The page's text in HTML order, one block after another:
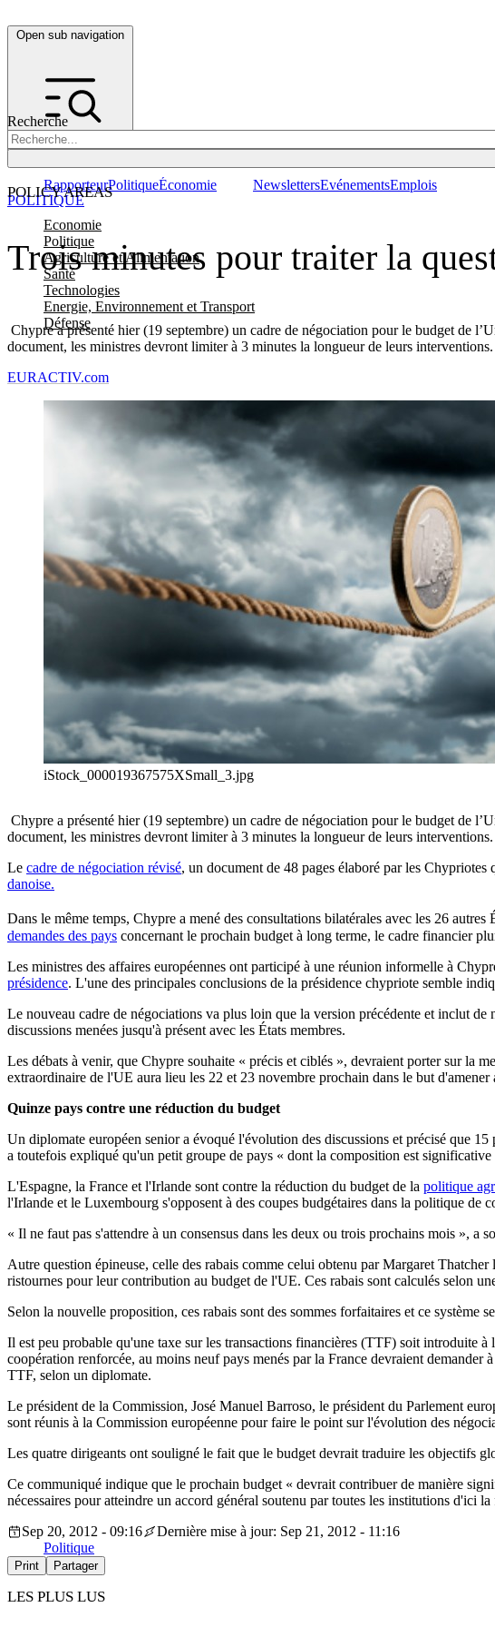
Open sub navigation
Recherche
POLICY AREAS
Economie
Politique
Agriculture et Alimentation
Santé
Technologies
Energie, Environnement et Transport
Défense
RapporteurPolitiqueÉconomie NewslettersEvénementsEmplois
Trois minutes pour traiter la
Chypre a présenté hier (19 septembre) un cadre de négociation pour le budget de
document, les ministres devront limiter à 3 minutes la longueur de leurs interventions.
POLITIQUE
EURACTIV.com
iStock_000019367575XSmall_3.jpg
Chypre a présenté hier (19 septembre) un cadre de négociation pour le budget de
document, les ministres devront limiter à 3 minutes la longueur de leurs interventions.
Le cadre de négociation révisé, un document de 48 pages élaboré par les
danoise.
Dans le même temps, Chypre a mené des consultations bilatérales avec les 26
demandes des pays concernant le prochain budget à long terme, le cadre financier
Les ministres des affaires européennes ont participé à une réunion informelle à
présidence. L'une des principales conclusions de la présidence chypriote semble
Le nouveau cadre de négociations va plus loin que la version précédente et inclut
discussions menées jusqu'à présent avec les États membres.
Les débats à venir, que Chypre souhaite « précis et ciblés », devraient porter sur la
extraordinaire de l'UE aura lieu les 22 et 23 novembre prochain dans le but
Quinze pays contre une réduction du budget
Un diplomate européen senior a évoqué l'évolution des discussions et précisé que
a toutefois expliqué qu'un petit groupe de pays « dont la composition est
L'Espagne, la France et l'Irlande sont contre la réduction du budget de la politique
l'Irlande et le Luxembourg s'opposent à des coupes budgétaires dans la politique de
« Il ne faut pas s'attendre à un consensus dans les deux ou trois prochains mois », a
Autre question épineuse, celle des rabais comme celui obtenu par Margaret
ristournes pour leur contribution au budget de l'UE. Ces rabais sont calculés selon
Selon la nouvelle proposition, ces rabais sont des sommes forfaitaires et ce système
Il est peu probable qu'une taxe sur les transactions financières (TTF) soit introduite
coopération renforcée, au moins neuf pays menés par la France devraient
TTF, selon un diplomate.
Le président de la Commission, José Manuel Barroso, le président du Parlement
sont réunis à la Commission européenne pour faire le point sur l'évolution des
Les quatre dirigeants ont souligné le fait que le budget devrait traduire les objectifs
Ce communiqué indique que le prochain budget « devrait contribuer de manière
nécessaires pour atteindre un accord général soutenu par toutes les institutions d'ici
Sep 20, 2012 - 09:16
Dernière mise à jour: Sep 21, 2012 - 11:16
Politique
Print Partager
LES PLUS LUS